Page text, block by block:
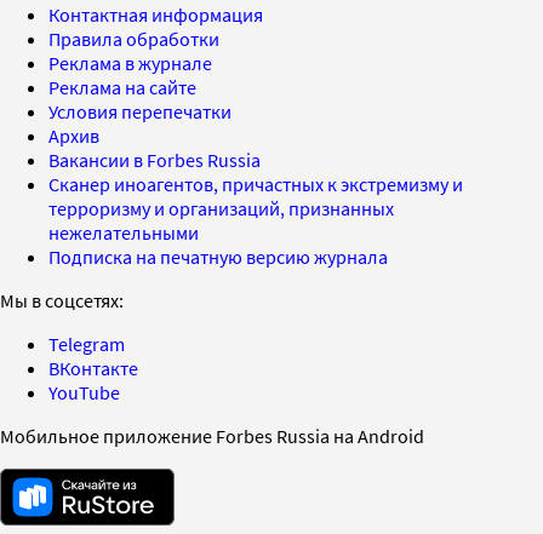
Контактная информация
Правила обработки
Реклама в журнале
Реклама на сайте
Условия перепечатки
Архив
Вакансии в Forbes Russia
Сканер иноагентов, причастных к экстремизму и
терроризму и организаций, признанных
нежелательными
Подписка на печатную версию журнала
Мы в соцсетях:
Telegram
ВКонтакте
YouTube
Мобильное приложение Forbes Russia на Android